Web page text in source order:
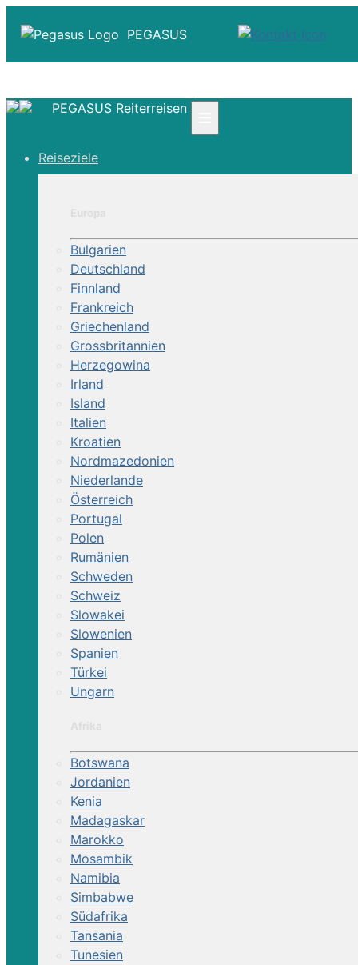
PEGASUS
☎ Deutschland 0800 - 505 18 01
Über Uns
PEGASUS Reiterreisen
Reiseziele
Bulgarien
Deutschland
Finnland
Frankreich
Griechenland
Grossbritannien
Herzegowina
Irland
Island
Italien
Kroatien
Nordmazedonien
Niederlande
Österreich
Portugal
Polen
Rumänien
Schweden
Schweiz
Slowakei
Slowenien
Spanien
Türkei
Ungarn
Botswana
Jordanien
Kenia
Madagaskar
Marokko
Mosambik
Namibia
Simbabwe
Südafrika
Tansania
Tunesien